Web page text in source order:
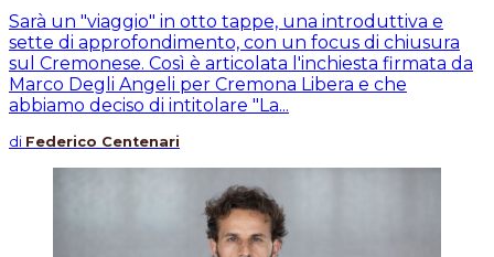
Sarà un "viaggio" in otto tappe, una introduttiva e
sette di approfondimento, con un focus di chiusura
sul Cremonese. Così è articolata l'inchiesta firmata da
Marco Degli Angeli per Cremona Libera e che
abbiamo deciso di intitolare "La...
di Federico Centenari